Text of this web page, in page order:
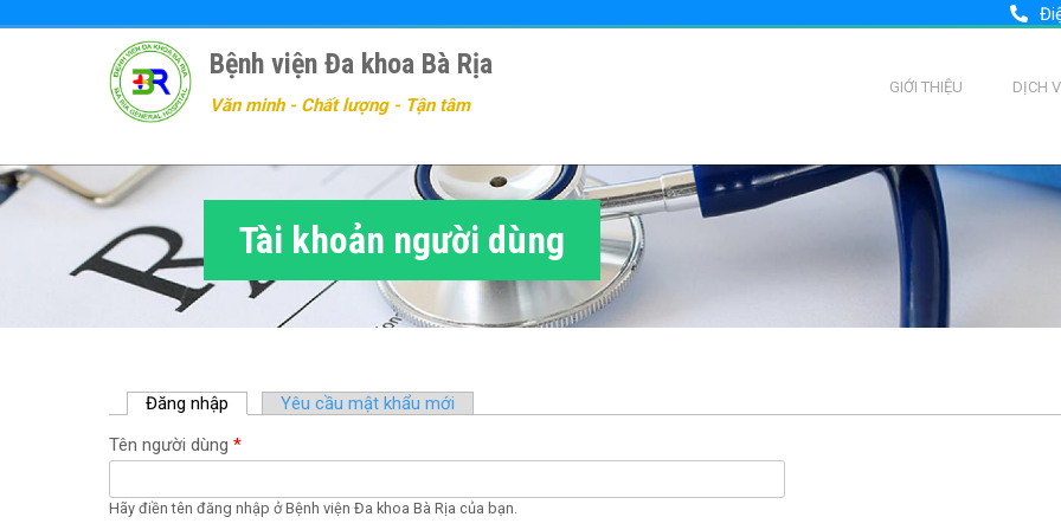
đến
Bệnh viện Đa khoa Bà Rịa
Văn minh - Chất lượng - Tận tâm
GIỚI THIỆU DỊCH
Tài khoản người dùng
Đăng nhập
a
b
o
Yêu cầu mật khẩu mới
Tên người dùng *
Hãy điền tên đăng nhập ở Bệnh viện Đa khoa Bà Rịa của bạn.